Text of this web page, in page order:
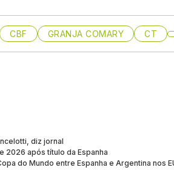
CBF GRANJA COMARY CT
diz jornal
2026 após título da Espanha
do Mundo entre Espanha e Argentina nos